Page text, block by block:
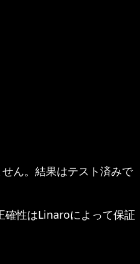
ん。結果はテスト済みで
性はLinaroによって保証